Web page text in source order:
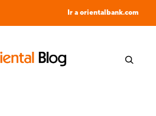
Ir a orientalbank.com